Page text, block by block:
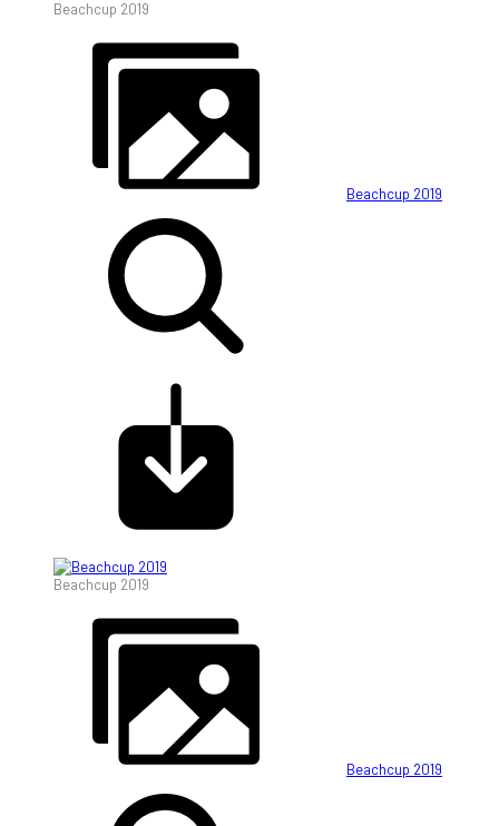
Beachcup 2019
Beachcup 2019
Beachcup 2019
Beachcup 2019